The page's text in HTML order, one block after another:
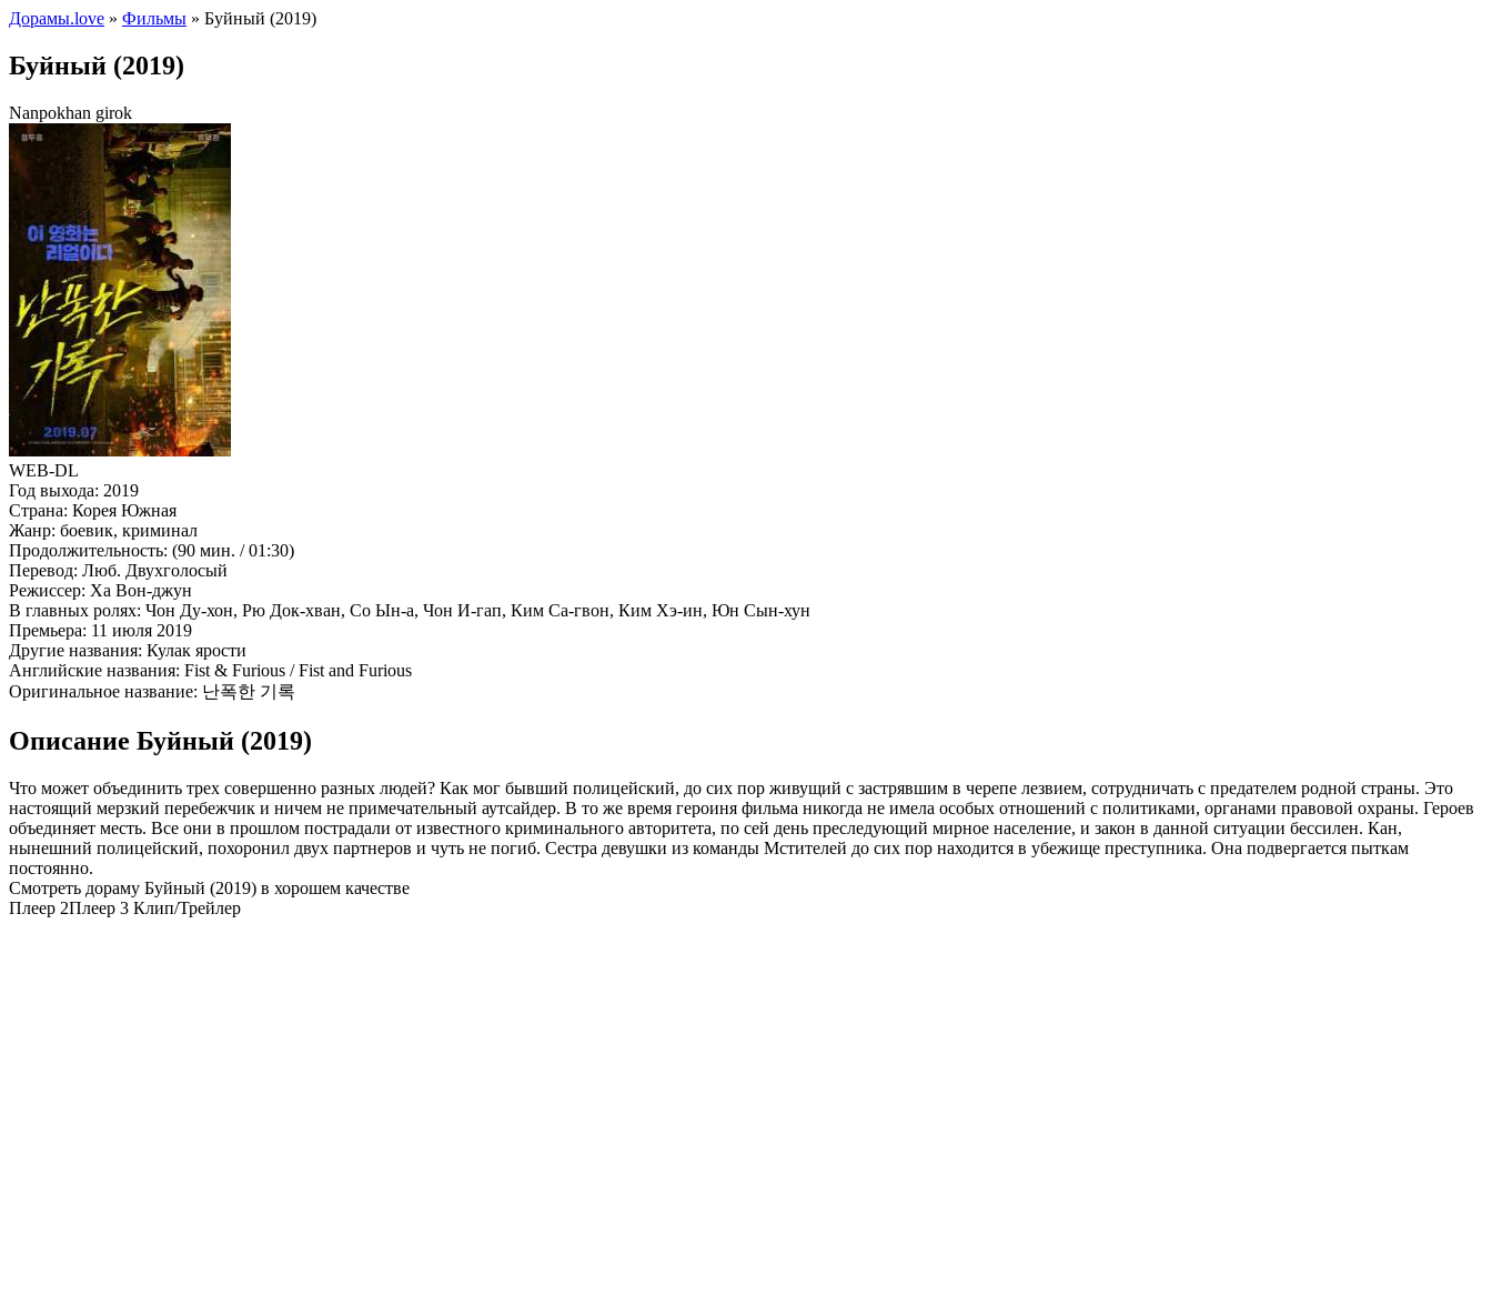
Дорамы.love » Фильмы » Буйный (2019)
Буйный (2019)
Nanpokhan girok
WEB-DL
Год выхода: 2019
Страна: Корея Южная
Жанр: боевик, криминал
Продолжительность: (90 мин. / 01:30)
Перевод: Люб. Двухголосый
Режиссер: Ха Вон-джун
В главных ролях: Чон Ду-хон, Рю Док-хван, Со Ын-а, Чон И-гап, Ким Са-гвон, Ким Хэ-ин, Юн Сын-хун
Премьера: 11 июля 2019
Другие названия: Кулак ярости
Английские названия: Fist & Furious / Fist and Furious
Оригинальное название: 난폭한 기록
Описание Буйный (2019)
Что может объединить трех совершенно разных людей? Как мог бывший полицейский, до сих пор живущий с застрявшим в черепе лезвием, сотрудничать с предателем родной страны. Это
настоящий мерзкий перебежчик и ничем не примечательный аутсайдер. В то же время героиня фильма никогда не имела особых отношений с политиками, органами правовой охраны. Героев
объединяет месть. Все они в прошлом пострадали от известного криминального авторитета, по сей день преследующий мирное население, и закон в данной ситуации бессилен. Кан,
нынешний полицейский, похоронил двух партнеров и чуть не погиб. Сестра девушки из команды Мстителей до сих пор находится в убежище преступника. Она подвергается пыткам
постоянно.
Смотреть дораму Буйный (2019) в хорошем качестве
Плеер 2Плеер 3 Клип/Трейлер